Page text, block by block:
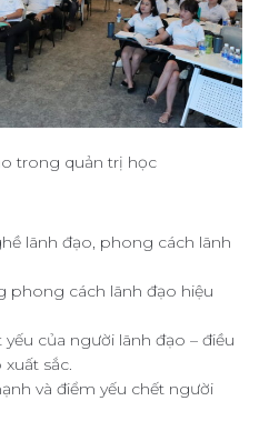
trong quản trị học
lãnh đạo, phong cách lãnh
phong cách lãnh đạo hiệu
yếu của người lãnh đạo – điều
sắc.
và điểm yếu chết người